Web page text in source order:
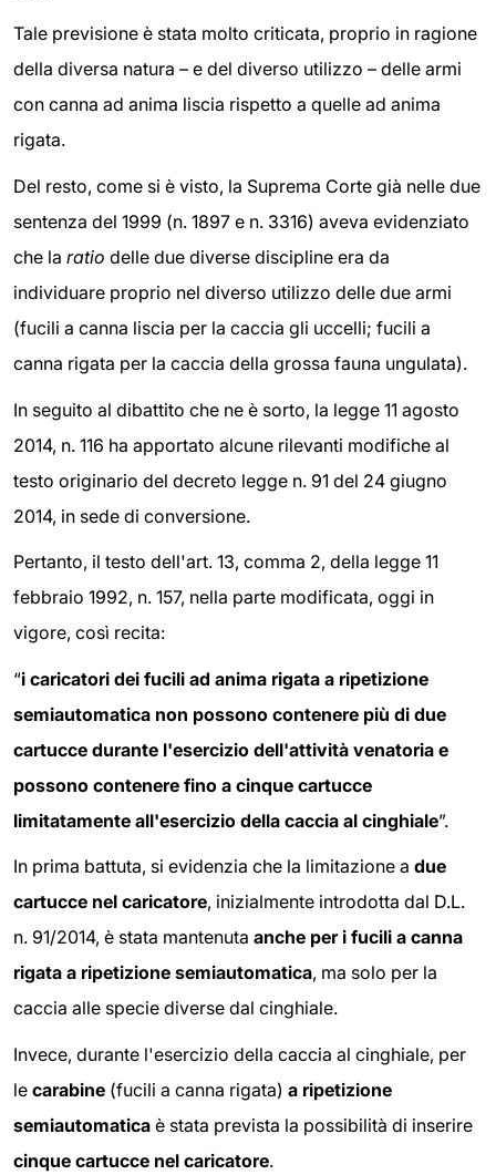
Tale previsione è stata molto criticata, proprio in ragione
della diversa natura – e del diverso utilizzo – delle armi
con canna ad anima liscia rispetto a quelle ad anima
rigata.
Del resto, come si è visto, la Suprema Corte già nelle due
sentenza del 1999 (n. 1897 e n. 3316) aveva evidenziato
che la ratio delle due diverse discipline era da
individuare proprio nel diverso utilizzo delle due armi
(fucili a canna liscia per la caccia gli uccelli; fucili a
canna rigata per la caccia della grossa fauna ungulata).
In seguito al dibattito che ne è sorto, la legge 11 agosto
2014, n. 116 ha apportato alcune rilevanti modifiche al
testo originario del decreto legge n. 91 del 24 giugno
2014, in sede di conversione.
Pertanto, il testo dell'art. 13, comma 2, della legge 11
febbraio 1992, n. 157, nella parte modificata, oggi in
vigore, così recita:
“i caricatori dei fucili ad anima rigata a ripetizione
semiautomatica non possono contenere più di due
cartucce durante l'esercizio dell'attività venatoria e
possono contenere fino a cinque cartucce
limitatamente all'esercizio della caccia al cinghiale”.
In prima battuta, si evidenzia che la limitazione a due
cartucce nel caricatore, inizialmente introdotta dal D.L.
n. 91/2014, è stata mantenuta anche per i fucili a canna
rigata a ripetizione semiautomatica, ma solo per la
caccia alle specie diverse dal cinghiale.
Invece, durante l'esercizio della caccia al cinghiale, per
le carabine (fucili a canna rigata) a ripetizione
semiautomatica è stata prevista la possibilità di inserire
cinque cartucce nel caricatore.